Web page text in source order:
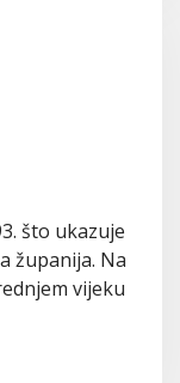
što ukazuje
županija. Na
vijeku